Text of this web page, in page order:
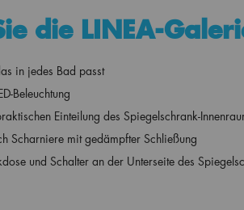
die LINEA-
in jedes Bad passt
Beleuchtung
Einteilung des Spiegelschrank-
Scharniere mit gedämpfter Schließung
und Schalter an der Unterseite des